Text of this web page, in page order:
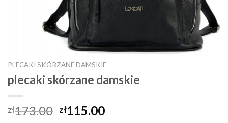
PLECAKI SKÓRZANE DAMSKIE
plecaki skórzane damskie
zł173.00 zł115.00